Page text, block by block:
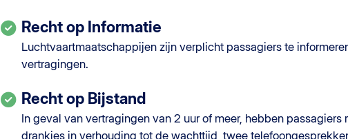
Recht op Informatie
Luchtvaartmaatschappijen zijn verplicht passagiers te
vertragingen.
Recht op Bijstand
In geval van vertragingen van 2 uur of meer, hebben
drankjes in verhouding tot de wachttijd, twee